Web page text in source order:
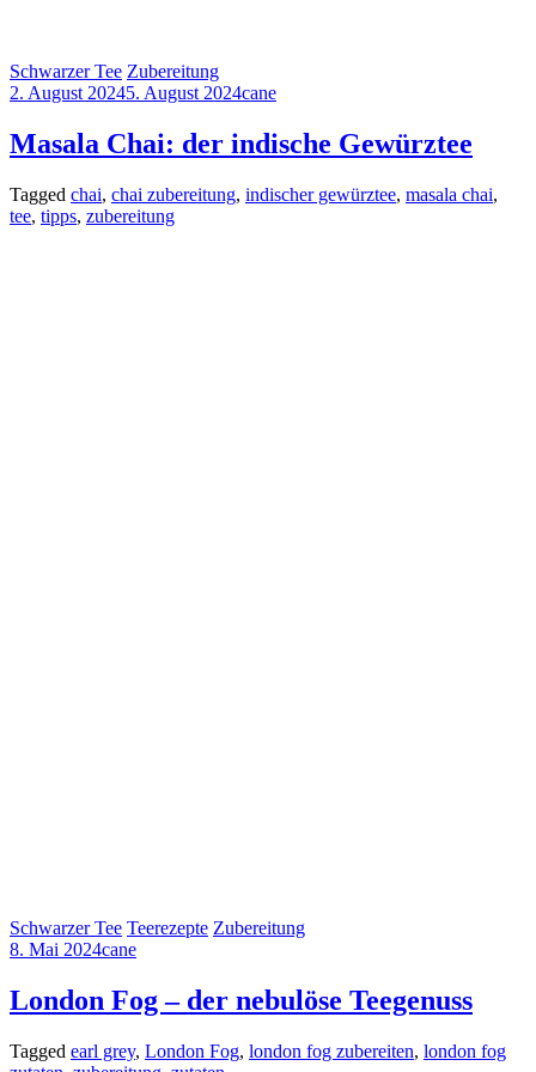
Schwarzer Tee Zubereitung
2. August 20245. August 2024cane
Masala Chai: der indische Gewürztee
Tagged chai, chai zubereitung, indischer gewürztee, masala chai,
tee, tipps, zubereitung
Schwarzer Tee Teerezepte Zubereitung
8. Mai 2024cane
London Fog – der nebulöse Teegenuss
Tagged earl grey, London Fog, london fog zubereiten, london fog